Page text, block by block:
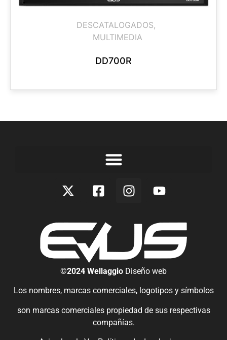
DESCATALOGADOS,
MULTIMEDIA
DD700R
©2024 Wellaggio Diseño web
Los nombres, marcas comerciales, logotipos y símbolos
son marcas comerciales propiedad de sus respectivas
compañías.